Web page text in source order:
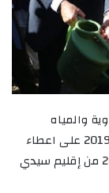
والمياه
والغابات عزيز أخنوش ، يومه الثلاثاء 08 أكتوبر 2019 على اعطاء
الانطلاقة الرسمية للموسم الفلاحي 2019-2020 من إقليم سيدي